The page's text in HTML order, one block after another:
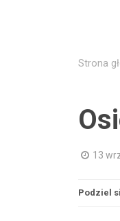
Strona
13
Podziel